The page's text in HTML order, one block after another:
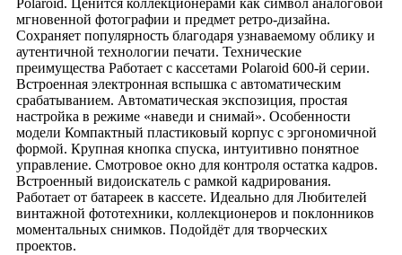
Polaroid. Ценится коллекционерами как символ аналоговой
мгновенной фотографии и предмет ретро‑дизайна.
Сохраняет популярность благодаря узнаваемому облику и
аутентичной технологии печати. Технические
преимущества Работает с кассетами Polaroid 600‑й серии.
Встроенная электронная вспышка с автоматическим
срабатыванием. Автоматическая экспозиция, простая
настройка в режиме «наведи и снимай». Особенности
модели Компактный пластиковый корпус с эргономичной
формой. Крупная кнопка спуска, интуитивно понятное
управление. Смотровое окно для контроля остатка кадров.
Встроенный видоискатель с рамкой кадрирования.
Работает от батареек в кассете. Идеально для Любителей
винтажной фототехники, коллекционеров и поклонников
моментальных снимков. Подойдёт для творческих
проектов.